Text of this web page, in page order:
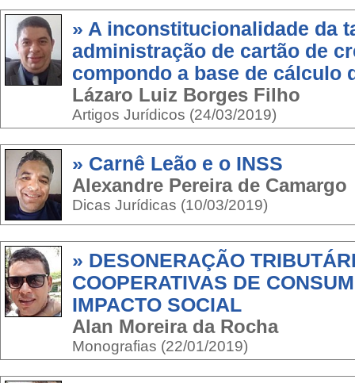
» A inconstitucionalidade da
administração de cartão de
compondo a base de cálculo
Lázaro Luiz Borges Filho
Artigos Jurídicos (24/03/2019)
» Carnê Leão e o INSS
Alexandre Pereira de Camargo
Dicas Jurídicas (10/03/2019)
» DESONERAÇÃO
COOPERATIVAS DE
IMPACTO SOCIAL
Alan Moreira da Rocha
Monografias (22/01/2019)